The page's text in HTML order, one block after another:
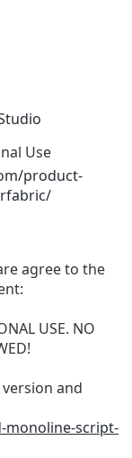
Use
product-
agree to the
USE. NO
and
script-